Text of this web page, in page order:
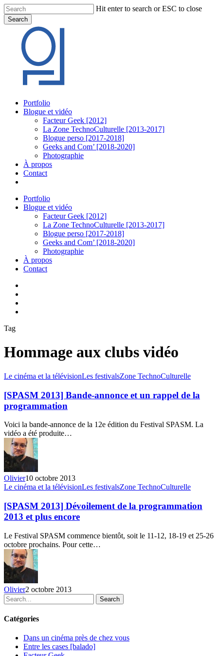
Skip
to
main
content
Hit enter to search or ESC to close
Search
Search
Menu
Portfolio
Blogue et vidéo
Facteur Geek [2012]
La Zone TechnoCulturelle [2013-2017]
Blogue perso [2017-2018]
Geeks and Com’ [2018-2020]
Photographie
À propos
Contact
Portfolio
Blogue et vidéo
Facteur Geek [2012]
La Zone TechnoCulturelle [2013-2017]
Blogue perso [2017-2018]
Geeks and Com’ [2018-2020]
Photographie
À propos
Contact
Tag
Hommage aux clubs vidéo
[SPASM
Bande-
annonce
et
rappel
de
programmation
Le cinéma et la télévisionLes festivalsZone TechnoCulturelle
[SPASM 2013] Bande-annonce et un rappel de la
programmation
Voici la bande-annonce de la 12e édition du Festival SPASM. La
vidéo a été produite…
Olivier10 octobre 2013
[SPASM
Dévoilement
de
la
2013
et
plus
encore
Le cinéma et la télévisionLes festivalsZone TechnoCulturelle
[SPASM 2013] Dévoilement de la programmation
2013 et plus encore
Le Festival SPASM commence bientôt, soit le 11-12, 18-19 et 25-26
octobre prochains. Pour cette…
Olivier2 octobre 2013
Search
Catégories
Dans un cinéma près de chez vous
Entre les cases [balado]